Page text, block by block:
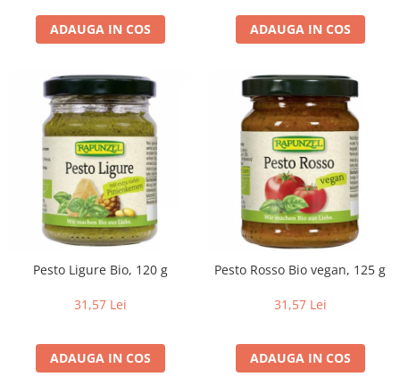
ADAUGA IN COS ADAUGA IN COS
Pesto Ligure Bio, 120 g
31,57 Lei
ADAUGA IN COS
Pesto Rosso Bio vegan, 125 g
31,57 Lei
ADAUGA IN COS